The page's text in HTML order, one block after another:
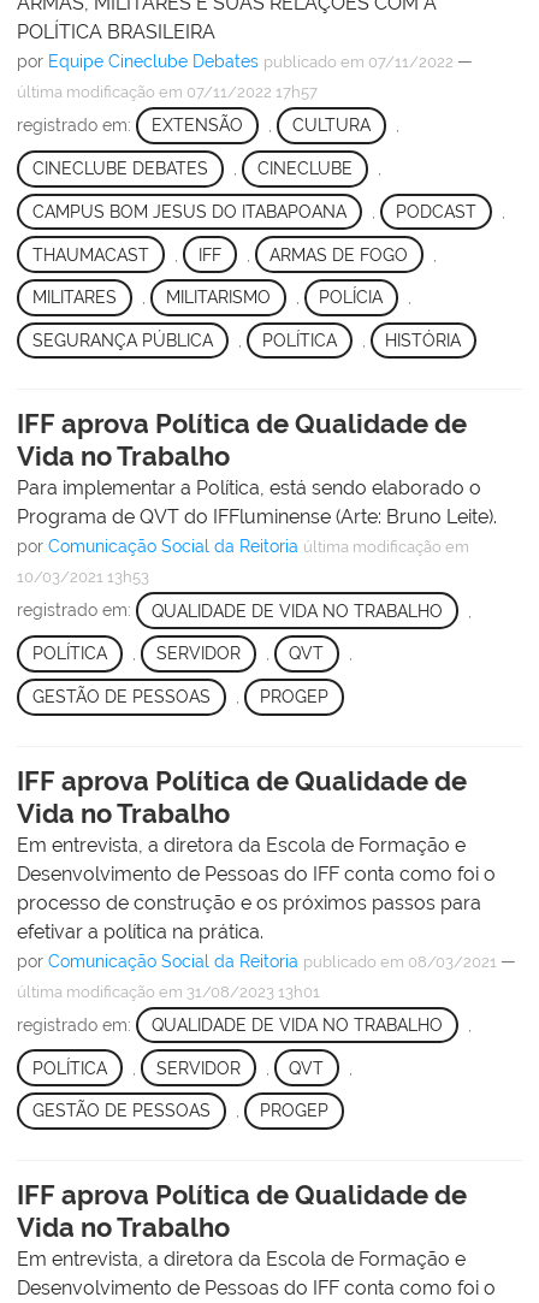
POLÍTICA BRASILEIRA
por Equipe Cineclube Debates publicado em 07/11/2022 —
última modificação em 07/11/2022 17h57
registrado em: EXTENSÃO , CULTURA ,
CINECLUBE DEBATES CINECLUBE
CAMPUS BOM JESUS DO ITABAPOANA PODCAST
THAUMACAST IFF ARMAS DE FOGO
MILITARES , MILITARISMO , POLÍCIA ,
SEGURANÇA PÚBLICA POLÍTICA HISTÓRIA
IFF aprova Política de Qualidade de
Vida no Trabalho
Para implementar a Política, está sendo elaborado o
Programa de QVT do IFFluminense (Arte: Bruno Leite).
por Comunicação Social da Reitoria última modificação em
10/03/2021 13h53
registrado em: QUALIDADE DE VIDA NO TRABALHO
POLÍTICA , SERVIDOR , QVT ,
GESTÃO DE PESSOAS PROGEP
IFF aprova Política de Qualidade de
Vida no Trabalho
Em entrevista, a diretora da Escola de Formação e
Desenvolvimento de Pessoas do IFF conta como foi o
processo de construção e os próximos passos para
efetivar a política na prática.
por Comunicação Social da Reitoria publicado em 08/03/2021 —
última modificação em 31/08/2023 13h01
registrado em: QUALIDADE DE VIDA NO TRABALHO
POLÍTICA SERVIDOR QVT
GESTÃO DE PESSOAS , PROGEP
IFF aprova Política de Qualidade de
Vida no Trabalho
Em entrevista, a diretora da Escola de Formação e
Desenvolvimento de Pessoas do IFF conta como foi o